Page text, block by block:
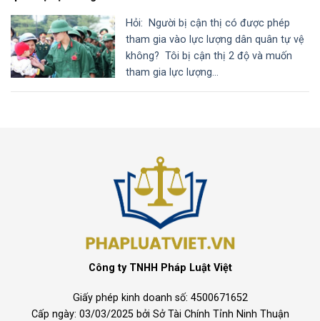
Hỏi: Người bị cận thị có được phép
tham gia vào lực lượng dân quân tự vệ
không? Tôi bị cận thị 2 độ và muốn
tham gia lực lượng...
Công ty TNHH Pháp Luật Việt
Giấy phép kinh doanh số: 4500671652
Cấp ngày: 03/03/2025 bởi Sở Tài Chính Tỉnh Ninh Thuận